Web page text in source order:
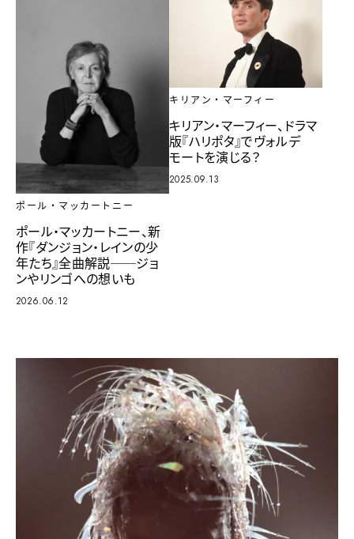
ポール・マッカートニー
ポール・マッカートニー、新
作『ダンジョン・レインの少
年たち』全曲解説──ジョ
ンやリンゴへの想いも
2026.06.12
キリアン・マーフィー
キリアン・マーフィー、ドラマ
版『ハリポタ』でヴォルデ
モートを演じる？
2025.09.13